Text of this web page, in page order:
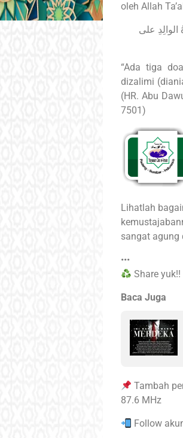
oleh Allah
على
“Ada tiga
dizalimi
(HR. Abu
7501)
Lihatlah
sangat agung
•••
Share
Baca Juga
Tambah
87.6 MHz
Follow